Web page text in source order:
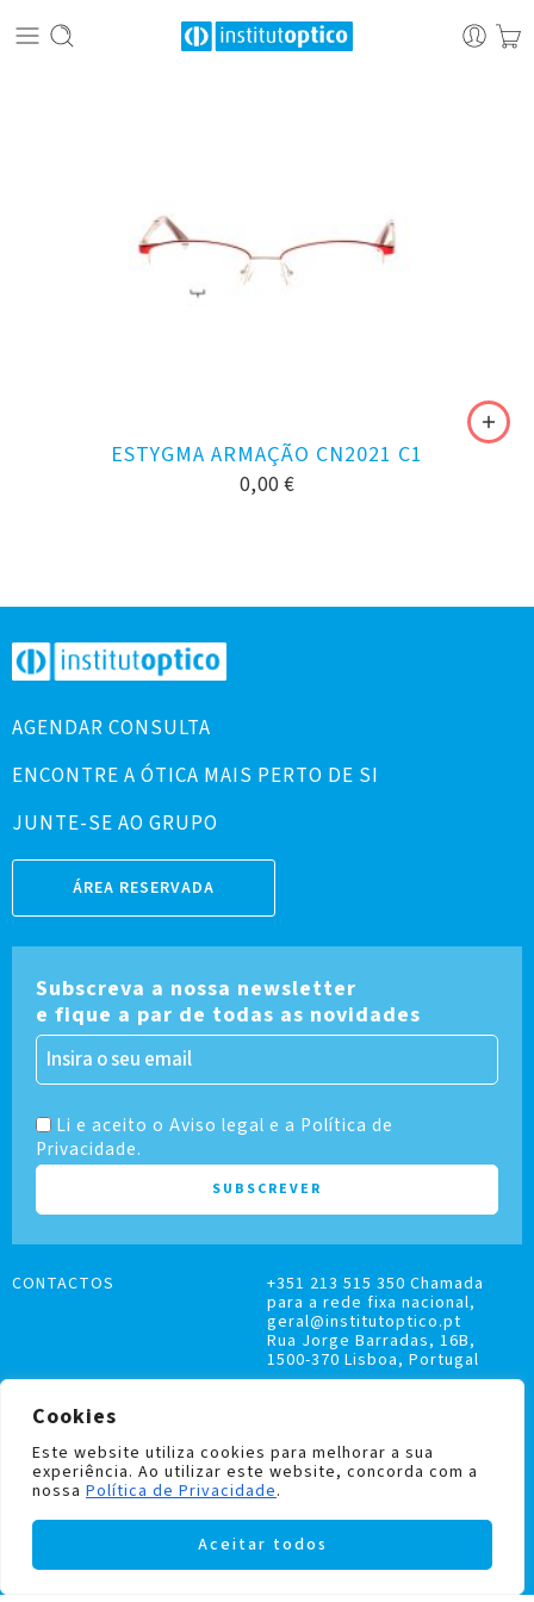
Cookies
Este website utiliza cookies para melhorar a sua
experiência. Ao utilizar este website, concorda com a
nossa Política de Privacidade.
Aceitar todos
ESTYGMA ARMAÇÃO CN2021 C1
0,00 €
AGENDAR CONSULTA
ENCONTRE A ÓTICA MAIS PERTO DE SI
JUNTE-SE AO GRUPO
ÁREA RESERVADA
Subscreva a nossa newsletter
e fique a par de todas as novidades
Li e aceito o Aviso legal e a Política de
Privacidade.
LIVRO DE RECLAMAÇÕES
POLÍTICA DE PRIVACIDADE E COOKIES
CONTACTOS
+351 213 515 350 Chamada
para a rede fixa nacional,
geral@institutoptico.pt
Rua Jorge Barradas, 16B,
1500-370 Lisboa, Portugal